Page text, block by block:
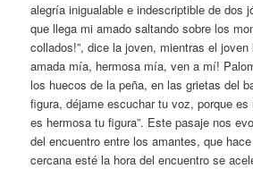
alegría inigualable e indescriptible de dos
que llega mi amado saltando sobre los
collados!”, dice la joven, mientras el joven
amada mía, hermosa mía, ven a mí!
los huecos de la peña, en las grietas del
figura, déjame escuchar tu voz, porque
es hermosa tu figura”. Este pasaje nos
del encuentro entre los amantes, que
cercana esté la hora del encuentro se